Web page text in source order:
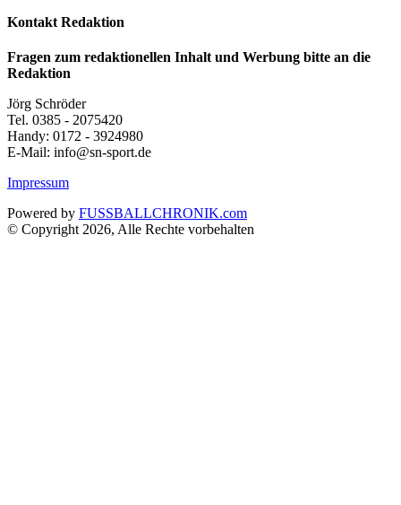
Kontakt Redaktion
Fragen zum redaktionellen Inhalt und Werbung bitte an die
Redaktion
Jörg Schröder
Tel. 0385 - 2075420
Handy: 0172 - 3924980
E-Mail: info@sn-sport.de
Impressum
Powered by FUSSBALLCHRONIK.com
© Copyright 2026, Alle Rechte vorbehalten